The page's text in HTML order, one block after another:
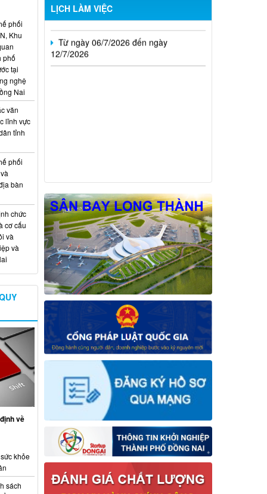
LỊCH LÀM VIỆC
Từ ngày 06/7/2026 đến ngày
12/7/2026
phối
Khu
phố
tại
nghệ
Nai
văn
lĩnh vực
tỉnh
phối
bàn
chức
cơ cấu
và
và
về
khỏe
sách